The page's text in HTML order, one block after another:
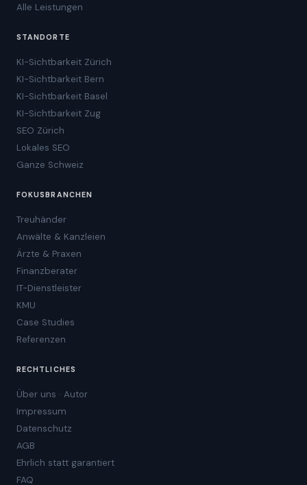
Alle Leistungen
STANDORTE
KI-Sichtbarkeit Zürich
KI-Sichtbarkeit Bern
KI-Sichtbarkeit Basel
KI-Sichtbarkeit Zug
SEO Zürich
Lokales SEO
Ganze Schweiz
FOKUSBRANCHEN
Treuhänder
Anwälte & Kanzleien
Ärzte & Praxen
Finanzberater
IT-Dienstleister
KMU
Case Studies
Referenzen
RECHTLICHES
Über uns · Autor
Impressum
Datenschutz
AGB
Ehrlich statt garantiert
FAQ